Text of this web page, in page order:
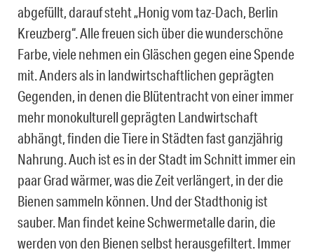
abgefüllt, darauf steht „Honig vom taz-Dach, Berlin
Kreuzberg“. Alle freuen sich über die wunderschöne
Farbe, viele nehmen ein Gläschen gegen eine Spende
mit. Anders als in landwirtschaftlichen geprägten
Gegenden, in denen die Blütentracht von einer immer
mehr monokulturell geprägten Landwirtschaft
abhängt, finden die Tiere in Städten fast ganzjährig
Nahrung. Auch ist es in der Stadt im Schnitt immer ein
paar Grad wärmer, was die Zeit verlängert, in der die
Bienen sammeln können. Und der Stadthonig ist
sauber. Man findet keine Schwermetalle darin, die
werden von den Bienen selbst herausgefiltert. Immer